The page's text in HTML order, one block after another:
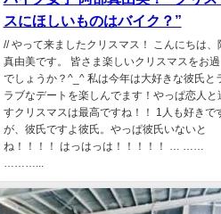
スにほしいものはバイク？”
// やって来ましたクリスマス！ こんにちは、
真由美です。 皆さま楽しいクリスマスをお過
でしょうか？^_^ 私は今年は大好きな彼氏と
ラブなデートを楽しんでます！やっぱ恋人と
すクリスマスは最高ですね！！ 1人も好きで
が、彼氏ですよ彼氏。やっぱ彼氏いないと
ね！！！！ はっはっは！！！！！ … ……
………...